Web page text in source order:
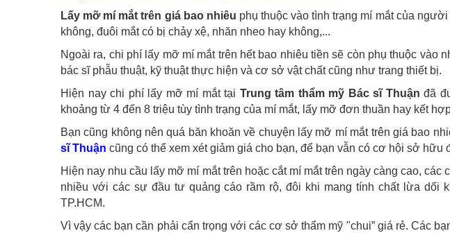
Lấy mỡ mí mắt trên giá bao nhiêu phụ thuộc vào tình trạng mí mắt của
không, đuôi mắt có bị chảy xệ, nhăn nheo hay không,...
Ngoài ra, chi phí lấy mỡ mí mắt trên hết bao nhiêu tiền sẽ còn phụ thuộc vào
bác sĩ phẫu thuật, kỹ thuật thực hiện và cơ sở vật chất cũng như trang thiết bị.
Hiện nay chi phí lấy mỡ mí mắt tại Trung tâm thẩm mỹ Bác sĩ Thuận đã
khoảng từ 4 đến 8 triệu tùy tình trạng của mí mắt, lấy mỡ đơn thuần hay kết
Bạn cũng không nên quá băn khoăn về chuyện lấy mỡ mí mắt trên giá bao
sĩ Thuận cũng có thể xem xét giảm giá cho bạn, để bạn vẫn có cơ hội sở hữu
Hiện nay nhu cầu lấy mỡ mí mắt trên hoặc cắt mí mắt trên ngày càng cao,
nhiều với các sự đầu tư quảng cáo rầm rộ, đôi khi mang tính chất lừa dối
TP.HCM.
Vì vậy các bạn cần phải cẩn trọng với các cơ sở thẩm mỹ "chui” giá rẻ. Các